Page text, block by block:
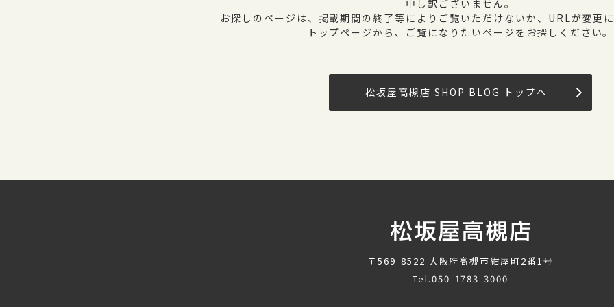
申し訳ございません。
お探しのページは、掲載期間の終了等によりご覧いただけないか、URLが変更に
トップページから、ご覧になりたいページをお探しください。
松坂屋高槻店 SHOP BLOG トップへ
〒569-8522 大阪府高槻市紺屋町2番1号
Tel.050-1783-3000